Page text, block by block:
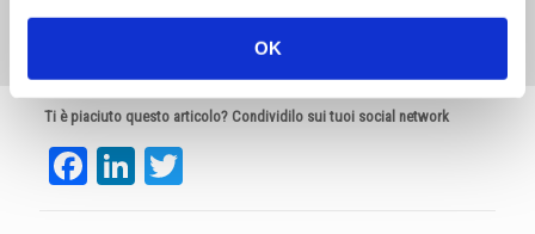
OK
Ti è piaciuto questo articolo? Condividilo sui tuoi social network
Facebook
LinkedIn
Twitter